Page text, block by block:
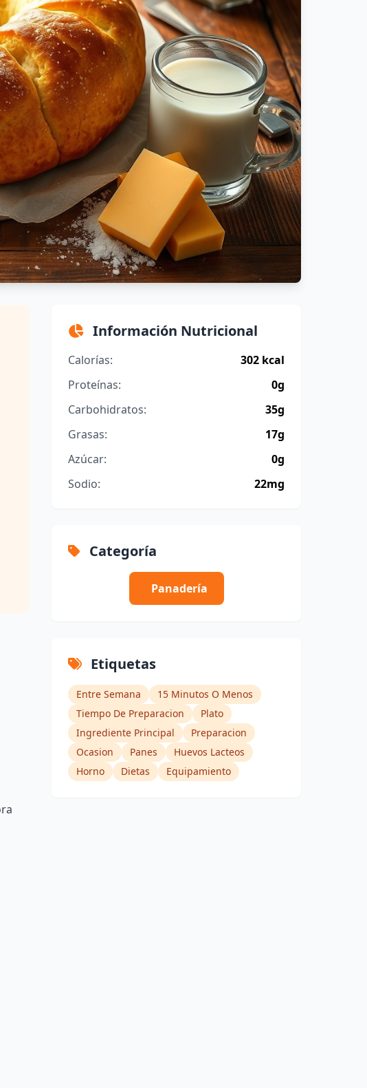
Información Nutricional
Calorías:
302 kcal
Proteínas:
0g
Carbohidratos:
35g
Grasas:
17g
Azúcar:
0g
Sodio:
22mg
Categoría
Panadería
Etiquetas
Entre Semana
15 Minutos O Menos
Tiempo De Preparacion
Plato
Ingrediente Principal
Preparacion
Ocasion
Panes
Huevos Lacteos
Horno
Dietas Equipamiento